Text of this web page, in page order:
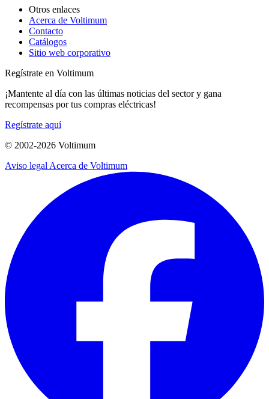
Otros enlaces
Acerca de Voltimum
Contacto
Catálogos
Sitio web corporativo
Regístrate en Voltimum
¡Mantente al día con las últimas noticias del sector y gana
recompensas por tus compras eléctricas!
Regístrate aquí
© 2002-2026 Voltimum
Aviso legal Acerca de Voltimum